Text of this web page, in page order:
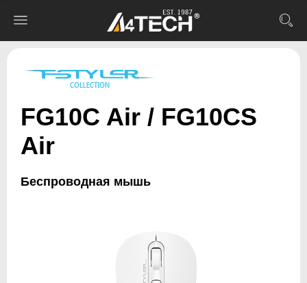
FG10C Air / FG10CS
Air
Беспроводная мышь